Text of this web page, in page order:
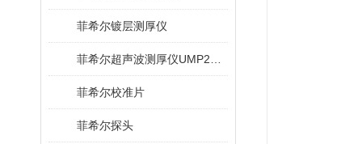
菲希尔镀层测厚仪
菲希尔校准片
菲希尔探头